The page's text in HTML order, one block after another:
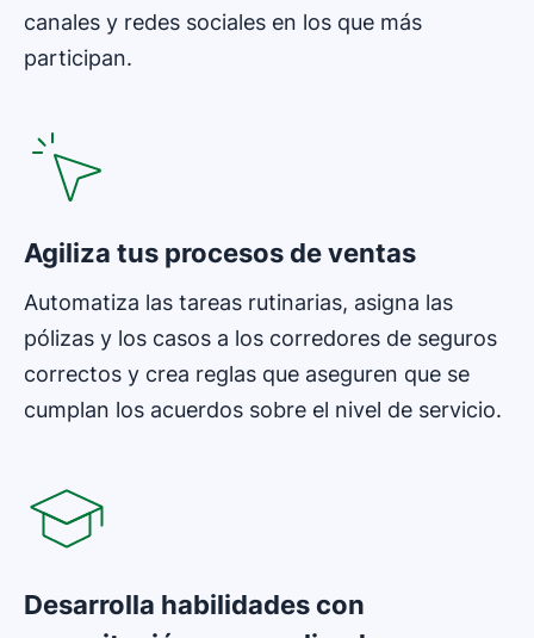
canales y redes sociales en los que más
participan.
Agiliza tus procesos de ventas
Automatiza las tareas rutinarias, asigna las
pólizas y los casos a los corredores de seguros
correctos y crea reglas que aseguren que se
cumplan los acuerdos sobre el nivel de servicio.
Desarrolla habilidades con